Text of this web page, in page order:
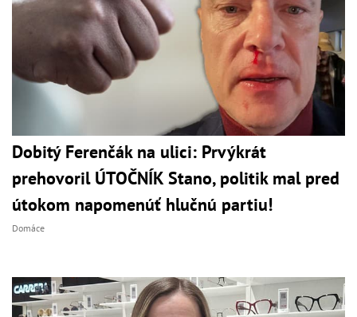
Dobitý Ferenčák na ulici: Prvýkrát
prehovoril ÚTOČNÍK Stano, politik mal pred
útokom napomenúť hlučnú partiu!
Domáce